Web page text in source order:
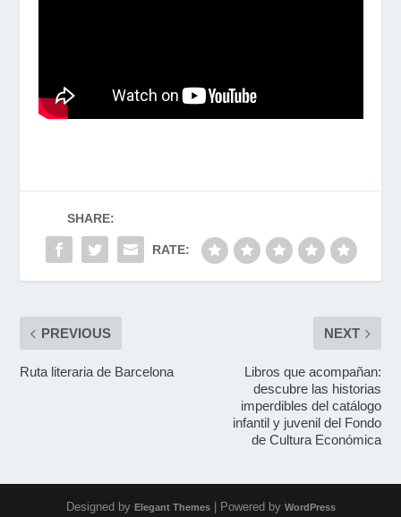
SHARE:
RATE:
PREVIOUS
Ruta literaria de Barcelona
NEXT
Libros que acompañan:
descubre las historias
imperdibles del catálogo
infantil y juvenil del Fondo
de Cultura Económica
Designed by Elegant Themes| Powered by WordPress